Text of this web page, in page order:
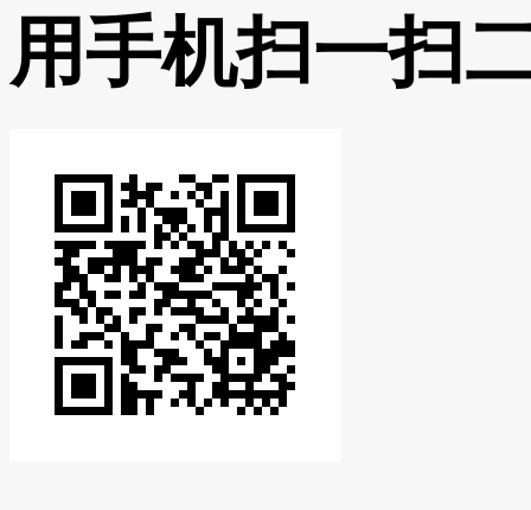
用手机扫一扫